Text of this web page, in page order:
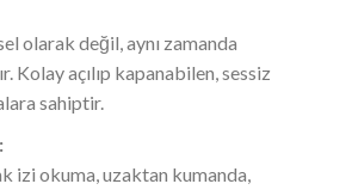
olarak değil, aynı zamanda
Kolay açılıp kapanabilen, sessiz
sahiptir.
izi okuma, uzaktan kumanda,